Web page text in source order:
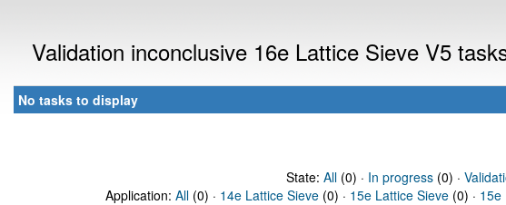
Validation inconclusive 16e Lattice Sieve V5
No tasks to display
State: All(0) · In progress(0) ·
Application: All (0) · 14e Lattice Sieve (0) · 15e Lattice Sieve (0) · 15e